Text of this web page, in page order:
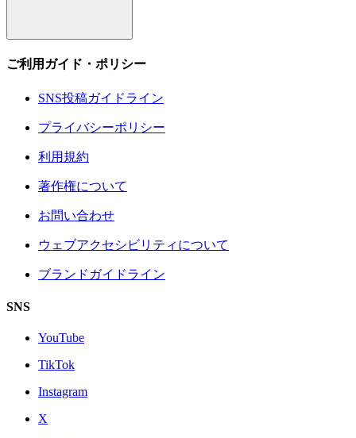
ご利用ガイド・ポリシー
SNS投稿ガイドライン
プライバシーポリシー
利用規約
著作権について
お問い合わせ
ウェブアクセシビリティについて
ブランドガイドライン
SNS
YouTube
TikTok
Instagram
X